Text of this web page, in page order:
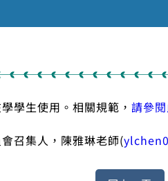
學生使用。相關規範，請參
召集人，陳雅琳老師(